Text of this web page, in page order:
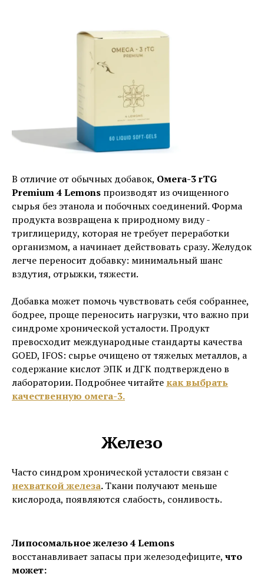
В отличие от обычных добавок, Омега-3 rTG
Premium 4 Lemons производят из очищенного
сырья без этанола и побочных соединений. Форма
продукта возвращена к природному виду -
триглицериду, которая не требует переработки
организмом, а начинает действовать сразу. Желудок
легче переносит добавку: минимальный шанс
вздутия, отрыжки, тяжести.
Добавка может помочь чувствовать себя собраннее,
бодрее, проще переносить нагрузки, что важно при
синдроме хронической усталости. Продукт
превосходит международные стандарты качества
GOED, IFOS: сырье очищено от тяжелых металлов, а
содержание кислот ЭПК и ДГК подтверждено в
лаборатории. Подробнее читайте как выбрать
качественную омега-3.
Железо
Часто синдром хронической усталости связан с
нехваткой железа.Ткани получают меньше
кислорода, появляются слабость, сонливость.
Липосомальное железо 4 Lemons
восстанавливает запасы при железодефиците, что
может: